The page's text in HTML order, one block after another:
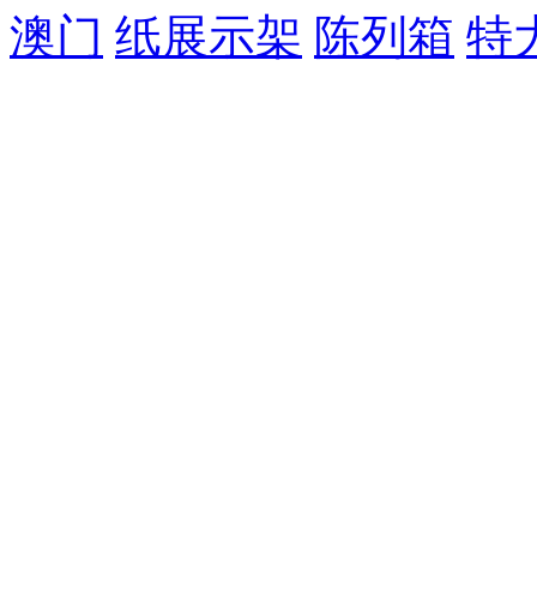
澳门 纸展示架 陈列箱 特